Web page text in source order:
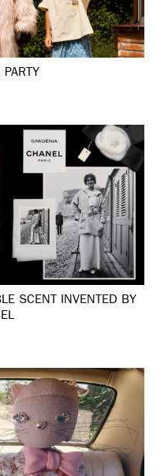
SCENT INVENTED BY